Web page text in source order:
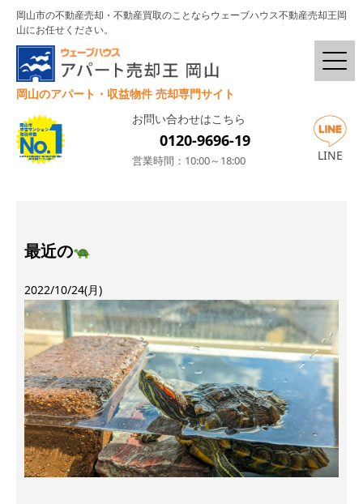
岡山市の不動産売却・不動産買取のことならウェーブハウス不動産売却王岡
山にお任せください。
岡山のアパート・収益物件 売却専門サイト
お問い合わせはこちら
0120-9696-19
営業時間：10:00～18:00 LINE
最近の
2022/10/24(月)